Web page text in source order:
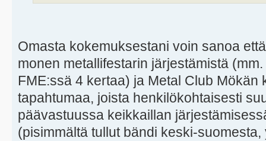
Omasta kokemuksestani voin sanoa
monen metallifestarin järjestämistä
FME:ssä 4 kertaa) ja Metal Club Mökän
tapahtumaa, joista henkilökohtaisesti
päävastuussa keikkaillan
(pisimmältä tullut bändi keski-